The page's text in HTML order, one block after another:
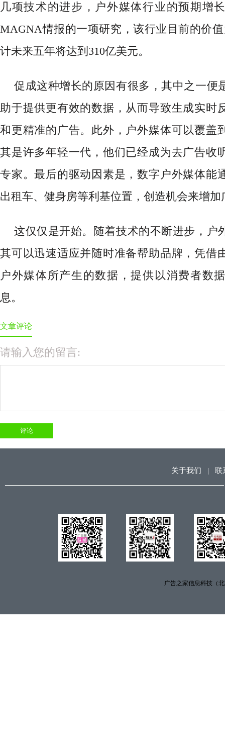
几项技术的进步，户外媒体行业的预期增
MAGNA情报的一项研究，该行业目前的价
计未来五年将达到310亿美元。
促成这种增长的原因有很多，其中之一便
助于提供更有效的数据，从而导致生成实时
和更精准的广告。此外，户外媒体可以覆盖
其是许多年轻一代，他们已经成为去广告收
专家。最后的驱动因素是，数字户外媒体能
出租车、健身房等利基位置，创造机会来增加
这仅仅是开始。随着技术的不断进步，户
其可以迅速适应并随时准备帮助品牌，凭借
户外媒体所产生的数据，提供以消费者数
息。
文章评论
请输入您的留言:
关于我们 | 联
广告之家信息科技（